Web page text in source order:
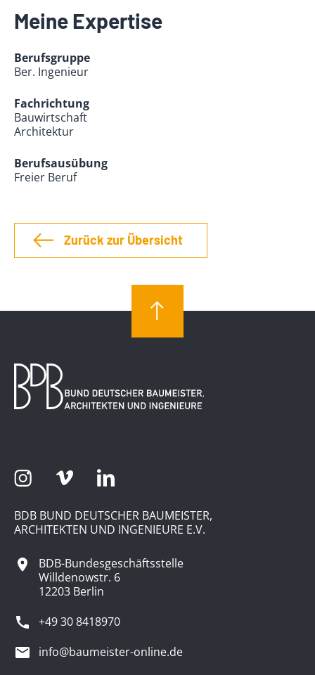
Meine Expertise
Berufsgruppe
Ber. Ingenieur
Fachrichtung
Bauwirtschaft
Architektur
Berufsausübung
Freier Beruf
Zurück zur Übersicht
BDB BUND DEUTSCHER BAUMEISTER,
ARCHITEKTEN UND INGENIEURE E.V.
BDB-Bundesgeschäftsstelle
Willdenowstr. 6
12203 Berlin
+49 30 8418970
info@baumeister-online.de